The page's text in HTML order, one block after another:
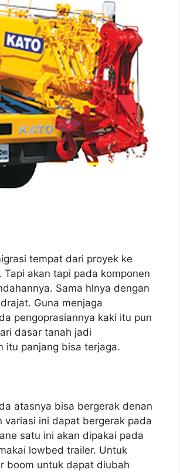
tempat dari proyek ke
akan tapi pada komponen
Sama hlnya dengan
Guna menjaga
pengoprasiannya kaki itu pun
dasar tanah jadi
itu panjang bisa terjaga.
atasnya bisa bergerak denan
ini dapat bergerak pada
satu ini akan dipakai pada
lowbed trailer. Untuk
boom untuk dapat diubah